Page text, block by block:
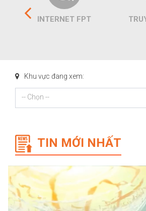
INTERNET FPT
Khu vực đang xem:
-- Chọn --
TIN MỚI NHẤT